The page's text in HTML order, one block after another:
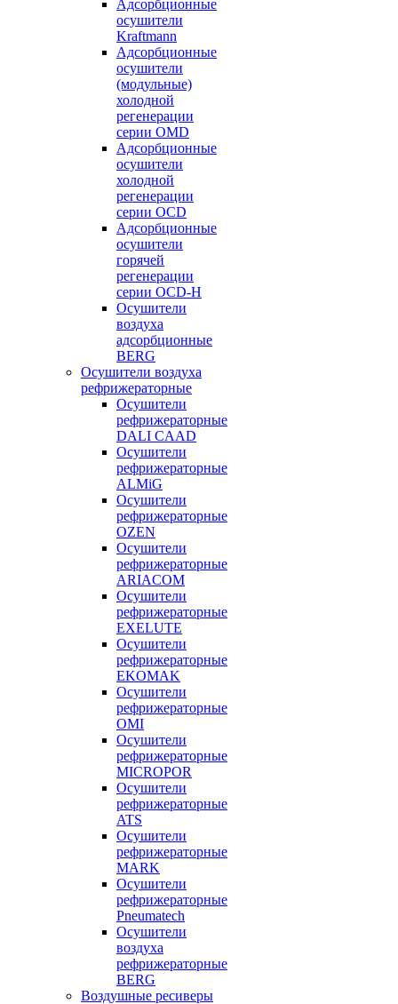
Адсорбционные
осушители
Kraftmann
Адсорбционные
осушители
(модульные)
холодной
регенерации
серии OMD
Адсорбционные
осушители
холодной
регенерации
серии OCD
Адсорбционные
осушители
горячей
регенерации
серии OСD-H
Осушители
воздуха
адсорбционные
BERG
Осушители воздуха
рефрижераторные
Осушители
рефрижераторные
DALI CAAD
Осушители
рефрижераторные
ALMiG
Осушители
рефрижераторные
OZEN
Осушители
рефрижераторные
ARIACOM
Осушители
рефрижераторные
EXELUTE
Осушители
рефрижераторные
EKOMAK
Осушители
рефрижераторные
OMI
Осушители
рефрижераторные
MICROPOR
Осушители
рефрижераторные
ATS
Осушители
рефрижераторные
MARK
Осушители
рефрижераторные
Pneumatech
Осушители
воздуха
рефрижераторные
BERG
Воздушные ресиверы